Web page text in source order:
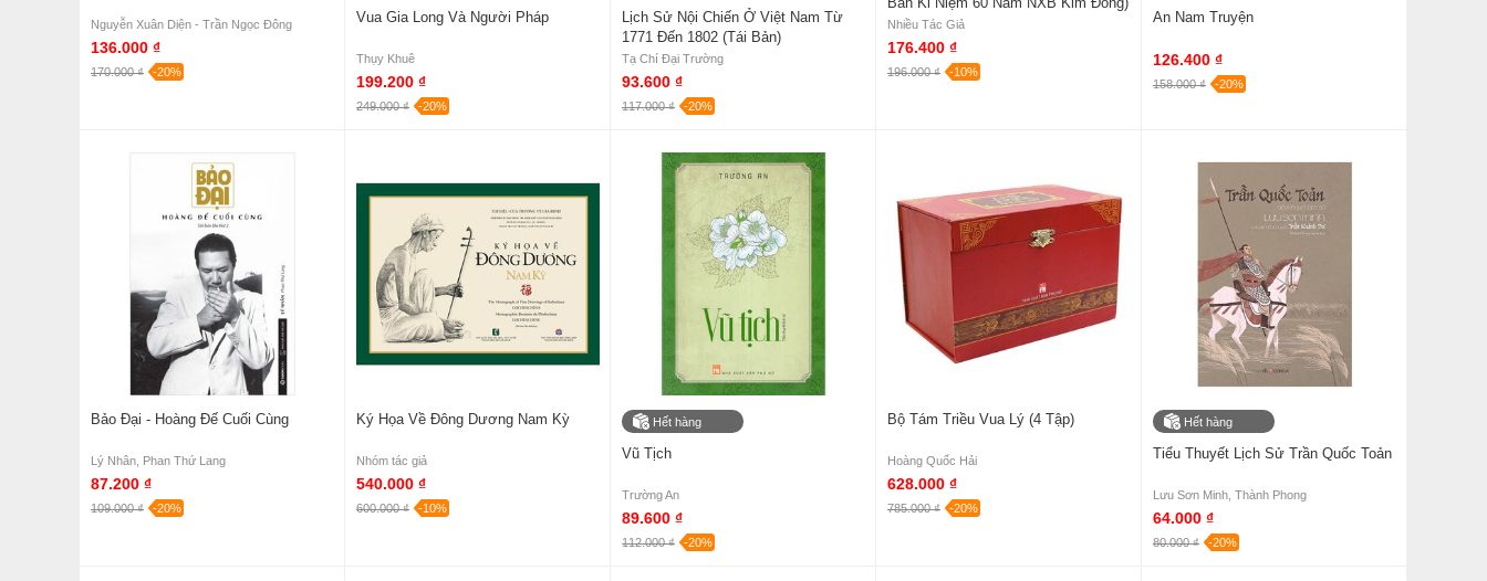
Nguyễn Xuân Diện - Trần Ngọc Đông
136.000 ₫
170.000 ₫ -20%
Vua Gia Long Và Người Pháp
Thụy Khuê
199.200 ₫
249.000 ₫ -20%
Lịch Sử Nội Chiến Ở Việt Nam Từ
1771 Đến 1802 (Tái Bản)
Tạ Chí Đại Trường
93.600 ₫
117.000 ₫ -20%
Nhiều Tác Giả
176.400 ₫
196.000 ₫ -10%
An Nam Truyện
126.400 ₫
158.000 ₫ -20%
Bảo Đại - Hoàng Đế Cuối Cùng
Lý Nhân, Phan Thứ Lang
87.200 ₫
109.000 ₫ -20%
Ký Họa Về Đông Dương Nam Kỳ
Nhóm tác giả
540.000 ₫
600.000 ₫ -10%
Hết hàng
Vũ Tịch
Trường An
89.600 ₫
112.000 ₫ -20%
Bộ Tám Triều Vua Lý (4 Tập)
Hoàng Quốc Hải
628.000 ₫
785.000 ₫ -20%
Hết hàng
Tiểu Thuyết Lịch Sử Trần Quốc Toản
Lưu Sơn Minh, Thành Phong
64.000 ₫
80.000 ₫ -20%